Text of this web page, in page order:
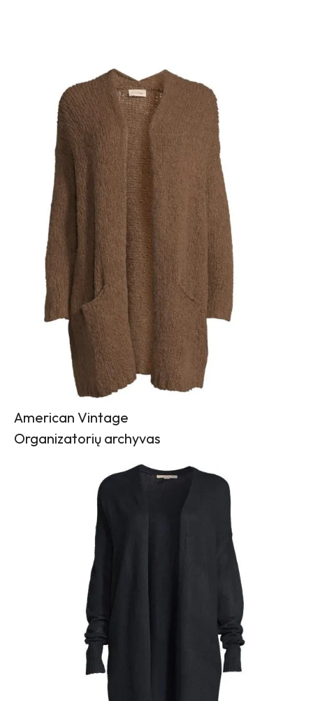
American Vintage
Organizatorių archyvas